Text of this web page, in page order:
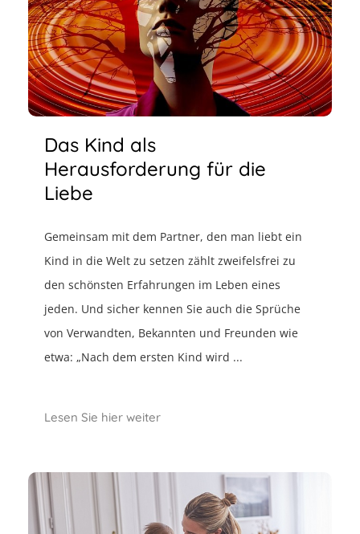
Das Kind als
Herausforderung für die
Liebe
Gemeinsam mit dem Partner, den man liebt ein
Kind in die Welt zu setzen zählt zweifelsfrei zu
den schönsten Erfahrungen im Leben eines
jeden. Und sicher kennen Sie auch die Sprüche
von Verwandten, Bekannten und Freunden wie
etwa: „Nach dem ersten Kind wird ...
Lesen Sie hier weiter